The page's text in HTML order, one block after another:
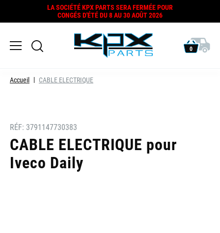
LA SOCIÉTÉ KPX PARTS SERA FERMÉE POUR
CONGÉS D'ÉTÉ DU 8 AU 30 AOÛT 2026
0
Accueil CABLE ELECTRIQUE
RÉF: 3791147730383
CABLE ELECTRIQUE pour
Iveco Daily